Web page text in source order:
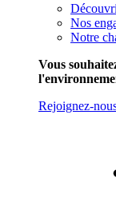
Nos
Notre
Vous
Rejoignez-